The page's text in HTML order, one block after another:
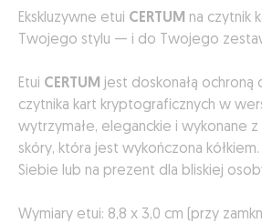
Ekskluzywne etui CERTUM na czytnik
Twojego stylu — i do Twojego
Etui CERTUM jest doskonałą ochroną
czytnika kart kryptograficznych w
wytrzymałe, eleganckie i wykonane
skóry, która jest wykończona
Siebie lub na prezent dla bliskiej
Wymiary etui: 8,8 x 3,0 cm (przy